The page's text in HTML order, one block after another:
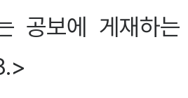
공보에 게재하